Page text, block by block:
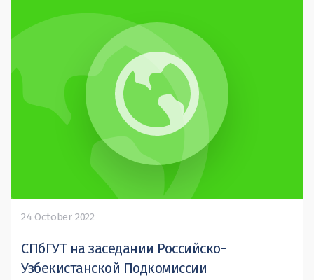
24 October 2022
СПбГУТ на заседании Российско-
Узбекистанской Подкомиссии